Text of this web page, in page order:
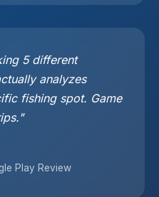
5 different
analyzes
fishing spot. Game
Play Review